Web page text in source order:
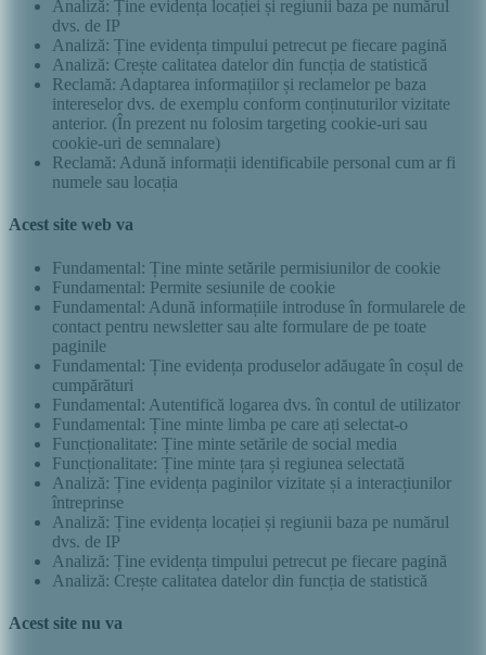
Analiză: Ține evidența locației și regiunii baza pe numărul
dvs. de IP
Analiză: Ține evidența timpului petrecut pe fiecare pagină
Analiză: Crește calitatea datelor din funcția de statistică
Reclamă: Adaptarea informațiilor și reclamelor pe baza
intereselor dvs. de exemplu conform conținuturilor vizitate
anterior. (În prezent nu folosim targeting cookie-uri sau
cookie-uri de semnalare)
Reclamă: Adună informații identificabile personal cum ar fi
numele sau locația
Acest site web va
Fundamental: Ține minte setările permisiunilor de cookie
Fundamental: Permite sesiunile de cookie
Fundamental: Adună informațiile introduse în formularele de
contact pentru newsletter sau alte formulare de pe toate
paginile
Fundamental: Ține evidența produselor adăugate în coșul de
cumpărături
Fundamental: Autentifică logarea dvs. în contul de utilizator
Fundamental: Ține minte limba pe care ați selectat-o
Funcționalitate: Ține minte setările de social media
Funcționalitate: Ține minte țara și regiunea selectată
Analiză: Ține evidența paginilor vizitate și a interacțiunilor
întreprinse
Analiză: Ține evidența locației și regiunii baza pe numărul
dvs. de IP
Analiză: Ține evidența timpului petrecut pe fiecare pagină
Analiză: Crește calitatea datelor din funcția de statistică
Acest site nu va